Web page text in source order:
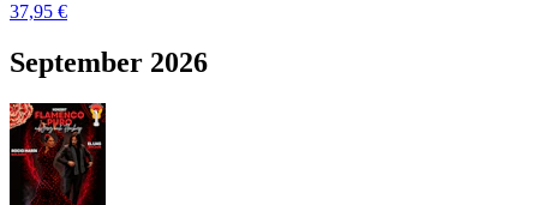
37,95 €
September 2026